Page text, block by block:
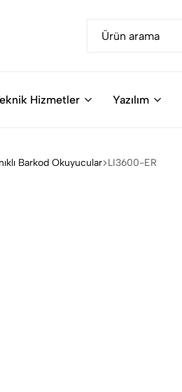
Hizmetler Yazılım
Barkod Okuyucular LI3600-ER